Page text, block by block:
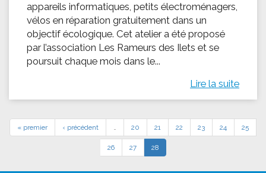
appareils informatiques, petits électroménagers,
vélos en réparation gratuitement dans un
objectif écologique. Cet atelier a été proposé
par l’association Les Rameurs des Ilets et se
poursuit chaque mois dans le...
Lire la suite
« premier ‹ précédent … 20 21 22 23 24 25
26 27 28